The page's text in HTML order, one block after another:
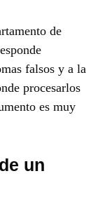
de
falsos y a la
procesarlos
es muy
un